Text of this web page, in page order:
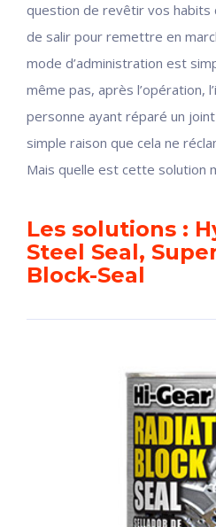
question de revêtir vos habits
de salir pour remettre en
mode d’administration est
même pas, après l’opération,
personne ayant réparé un
simple raison que cela ne
Mais quelle est cette solution
Les solutions :
Steel Seal,
Block-Seal